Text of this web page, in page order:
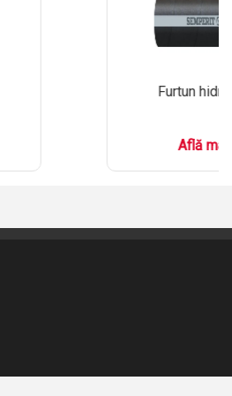
Furtun
Află mai